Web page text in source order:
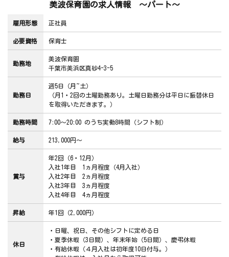
美波保育園の求人情報 ～パート～
雇用形態 正社員
必要資格 保育士
勤務地
美波保育園
千葉市美浜区真砂4-3-5
勤務日
週5日（月~土）
（月1・2回の土曜勤務あり。土曜日勤務分は平日に振替休日
を取得いただきます。）
勤務時間 7:00～20:00 のうち実働8時間（シフト制）
給与 213,000円～
賞与
年2回（6・12月）
入社1年目 1ヵ月程度（4月入社）
入社2年目 2ヵ月程度
入社3年目 3ヵ月程度
入社4年目 4ヵ月程度
昇給 年1回（2,000円）
休日
・日曜、祝日、その他シフトに定める日
・夏季休暇（3日間）、年末年始（5日間）、慶弔休暇
・有給休暇（４月入社は初年度10日付与。）